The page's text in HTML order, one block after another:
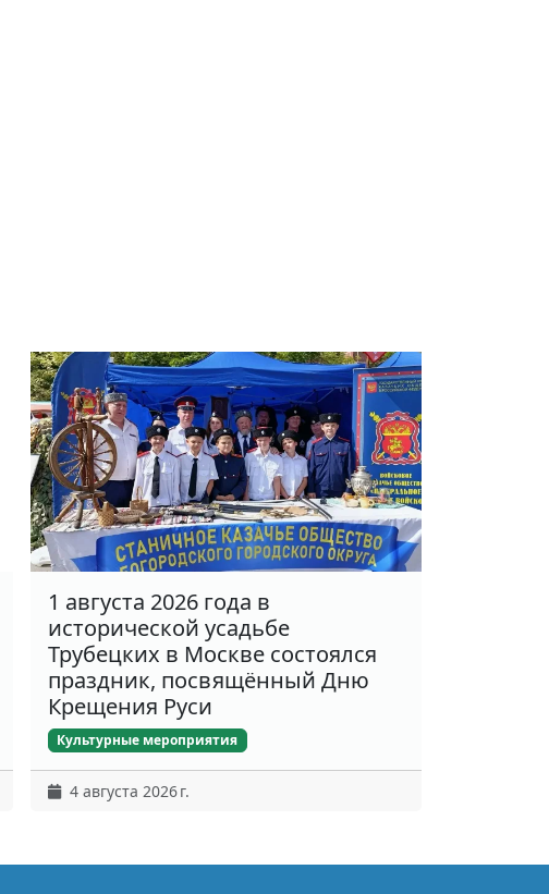
1 августа 2026 года в
исторической усадьбе
Трубецких в Москве состоялся
праздник, посвящённый Дню
Крещения Руси
Культурные мероприятия
4 августа 2026 г.